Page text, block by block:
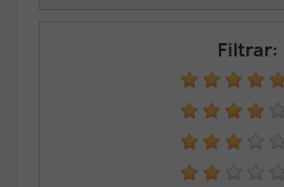
Filtrar: